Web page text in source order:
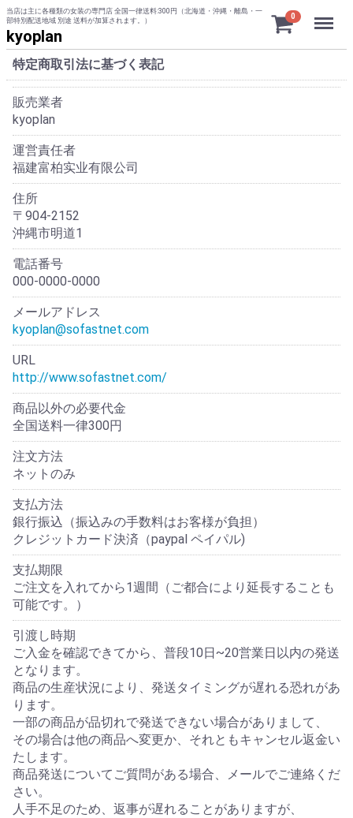
当店は主に各種類の女装の専門店 全国一律送料:300円（北海道・沖縄・離島・一
部特別配送地域 別途 送料が加算されます。）
kyoplan
0 Menu
特定商取引法に基づく表記
販売業者
kyoplan
運営責任者
福建富柏实业有限公司
住所
〒904-2152
沖縄市明道1
電話番号
000-0000-0000
メールアドレス
kyoplan@sofastnet.com
URL
http://www.sofastnet.com/
商品以外の必要代金
全国送料一律300円
注文方法
ネットのみ
支払方法
銀行振込（振込みの手数料はお客様が負担）
クレジットカード決済（paypal ペイパル)
支払期限
ご注文を入れてから1週間（ご都合により延長することも
可能です。）
引渡し時期
ご入金を確認できてから、普段10日~20営業日以内の発送
となります。
商品の生産状況により、発送タイミングが遅れる恐れがあ
ります。
一部の商品が品切れで発送できない場合がありまして、
その場合は他の商品へ変更か、それともキャンセル返金い
たします。
商品発送についてご質問がある場合、メールでご連絡くだ
さい。
人手不足のため、返事が遅れることがありますが、